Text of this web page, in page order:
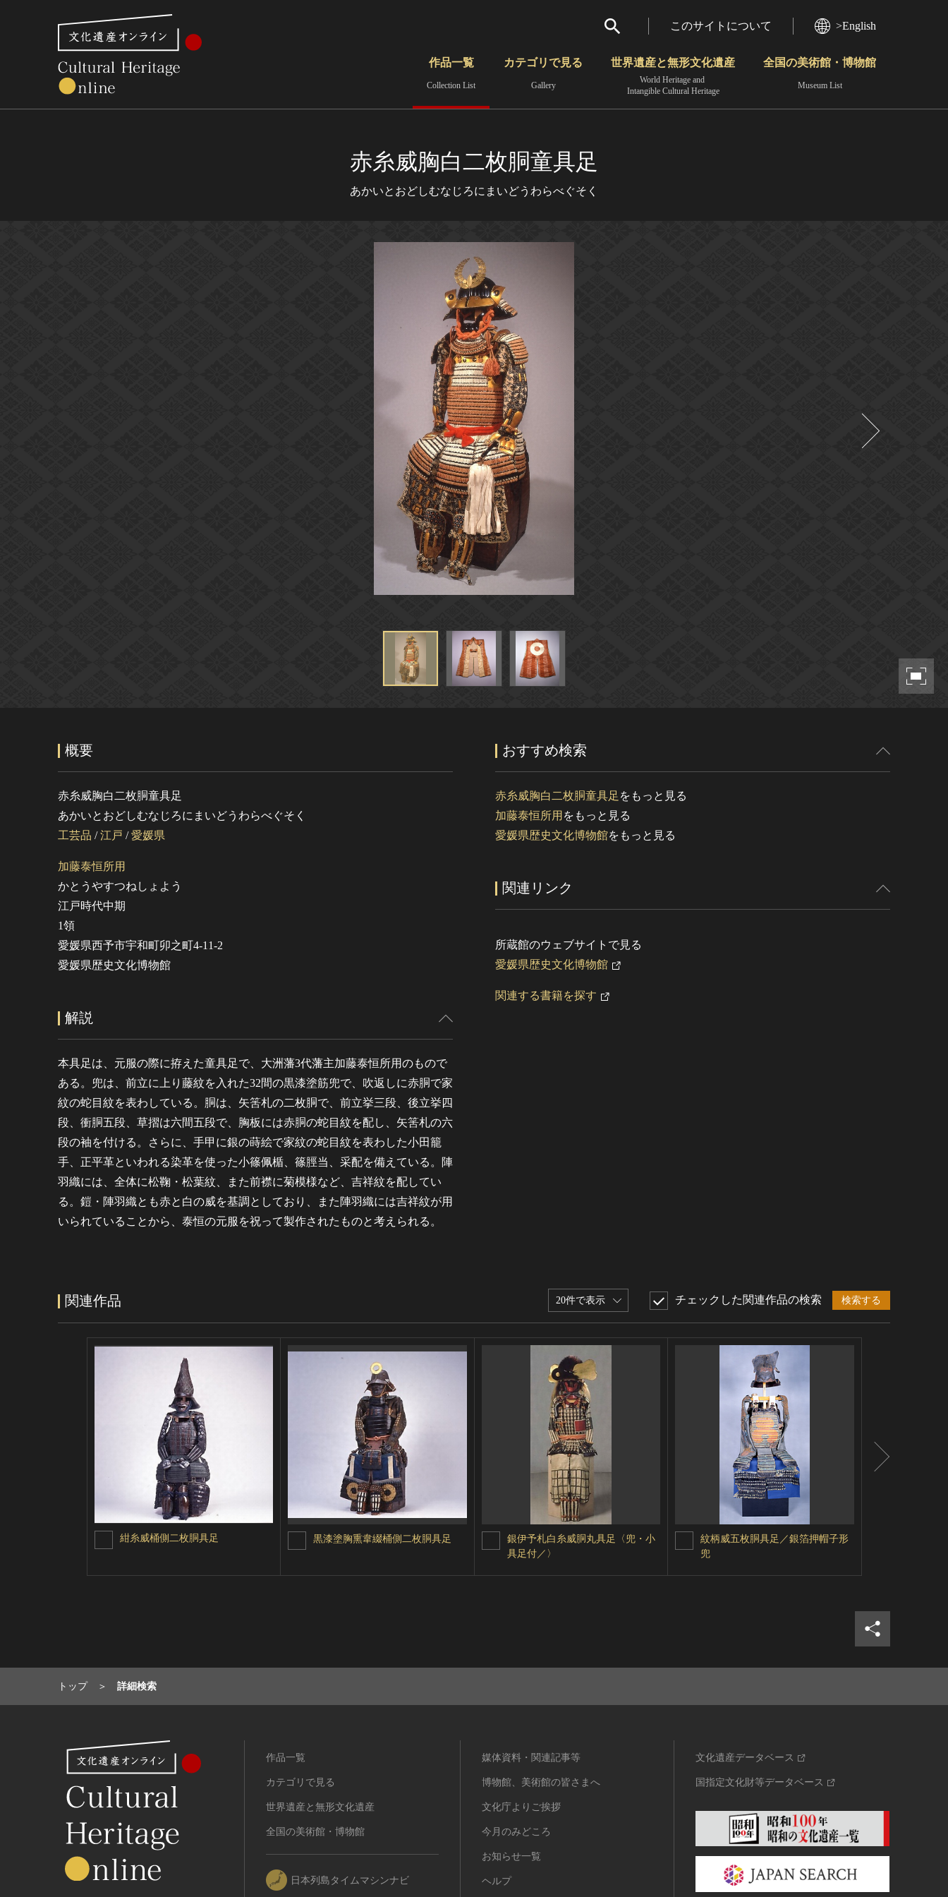
さらに詳細検索
このサイトについて >English
作品一覧
Collection List
カテゴリで見る
Gallery
世界遺産と無形文化遺産
World Heritage and
Intangible Cultural Heritage
全国の美術館・博物館
Museum List
赤糸威胸白二枚胴童具足
あかいとおどしむなじろにまいどうわらべぐそく
概要
赤糸威胸白二枚胴童具足
あかいとおどしむなじろにまいどうわらべぐそく
工芸品 /江戸 /愛媛県
加藤泰恒所用
かとうやすつねしょよう
江戸時代中期
1領
愛媛県西予市宇和町卯之町4-11-2
愛媛県歴史文化博物館
解説
本具足は、元服の際に拵えた童具足で、大洲藩3代藩主加藤泰恒所用のもので
ある。兜は、前立に上り藤紋を入れた32間の黒漆塗筋兜で、吹返しに赤胴で家
紋の蛇目紋を表わしている。胴は、矢筈札の二枚胴で、前立挙三段、後立挙四
段、衝胴五段、草摺は六間五段で、胸板には赤胴の蛇目紋を配し、矢筈札の六
段の袖を付ける。さらに、手甲に銀の蒔絵で家紋の蛇目紋を表わした小田籠
手、正平革といわれる染革を使った小篠佩楯、篠脛当、采配を備えている。陣
羽織には、全体に松鞠・松葉紋、また前襟に菊模様など、吉祥紋を配してい
る。鎧・陣羽織とも赤と白の威を基調としており、また陣羽織には吉祥紋が用
いられていることから、泰恒の元服を祝って製作されたものと考えられる。
おすすめ検索
赤糸威胸白二枚胴童具足 をもっと見る
加藤泰恒所用 をもっと見る
愛媛県歴史文化博物館をもっと見る
関連リンク
所蔵館のウェブサイトで見る
愛媛県歴史文化博物館
関連する書籍を探す
関連作品 20件で表示 チェックした関連作品の検索 検索する
紺糸威桶側二枚胴具足 黒漆塗胸熏韋綴桶側二枚胴具足
銀伊予札白糸威胴丸具足〈兜・小
具足付／〉
紋柄威五枚胴具足／銀箔押帽子形
兜
トップ 詳細検索
作品一覧
カテゴリで見る
世界遺産と無形文化遺産
全国の美術館・博物館
日本列島タイムマシンナビ
媒体資料・関連記事等
博物館、美術館の皆さまへ
文化庁よりご挨拶
今月のみどころ
お知らせ一覧
ヘルプ
文化遺産データベース
国指定文化財等データベース